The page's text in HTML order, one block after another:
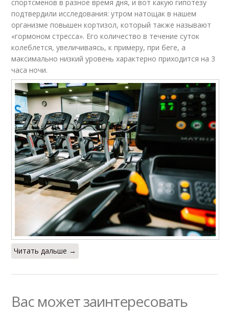
спортсменов в разное время дня, и вот какую гипотезу
подтвердили исследования: утром натощак в нашем
организме повышен кортизол, который также называют
«гормоном стресса». Его количество в течение суток
колеблется, увеличиваясь, к примеру, при беге, а
максимально низкий уровень характерно приходится на 3
часа ночи.
Читать дальше →
Вас может заинтересовать